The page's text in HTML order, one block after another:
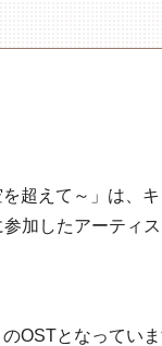
を超えて～」は、
加したアーティ
OSTとなっていま